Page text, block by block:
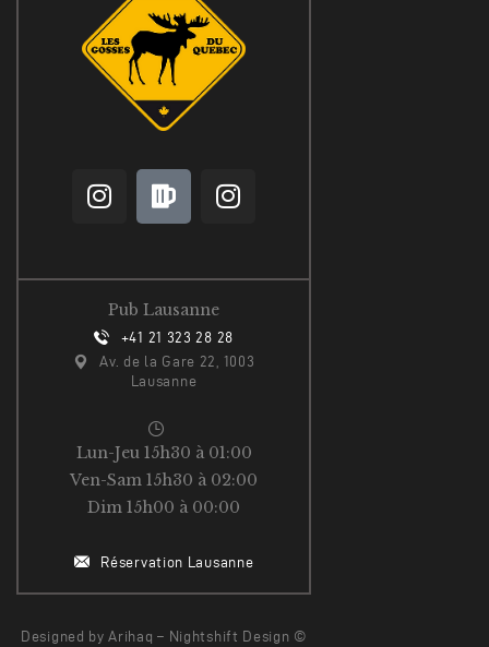
Pub Lausanne
+41 21 323 28 28
Av. de la Gare 22, 1003
Lausanne
Lun-Jeu 15h30 à 01:00
Ven-Sam 15h30 à 02:00
Dim 15h00 à 00:00
Réservation Lausanne
Designed by Arihaq – Nightshift Design ©